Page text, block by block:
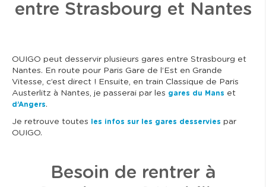
entre Strasbourg et Nantes
OUIGO peut desservir plusieurs gares entre Strasbourg et
Nantes. En route pour Paris Gare de l’Est en Grande
Vitesse, c’est direct ! Ensuite, en train Classique de Paris
Austerlitz à Nantes, je passerai par les gares du Mans et
d’Angers.
Je retrouve toutes les infos sur les gares desservies par
OUIGO.
Besoin de rentrer à